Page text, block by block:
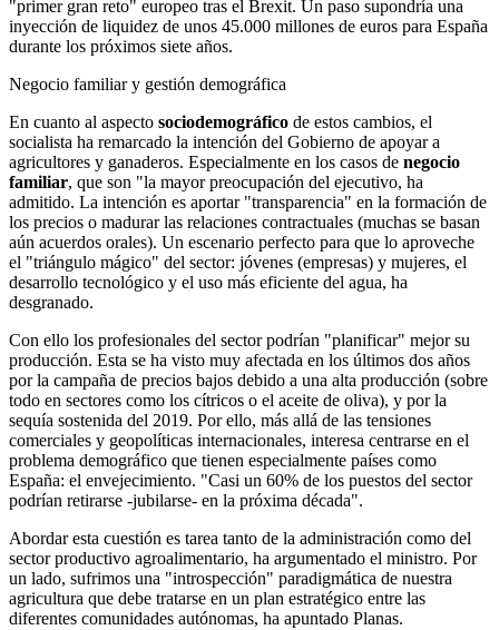
"primer gran reto" europeo tras el Brexit. Un paso supondría una
inyección de liquidez de unos 45.000 millones de euros para España
durante los próximos siete años.
Negocio familiar y gestión demográfica
En cuanto al aspecto sociodemográfico de estos cambios, el
socialista ha remarcado la intención del Gobierno de apoyar a
agricultores y ganaderos. Especialmente en los casos de negocio
familiar, que son "la mayor preocupación del ejecutivo, ha
admitido. La intención es aportar "transparencia" en la formación de
los precios o madurar las relaciones contractuales (muchas se basan
aún acuerdos orales). Un escenario perfecto para que lo aproveche
el "triángulo mágico" del sector: jóvenes (empresas) y mujeres, el
desarrollo tecnológico y el uso más eficiente del agua, ha
desgranado.
Con ello los profesionales del sector podrían "planificar" mejor su
producción. Esta se ha visto muy afectada en los últimos dos años
por la campaña de precios bajos debido a una alta producción (sobre
todo en sectores como los cítricos o el aceite de oliva), y por la
sequía sostenida del 2019. Por ello, más allá de las tensiones
comerciales y geopolíticas internacionales, interesa centrarse en el
problema demográfico que tienen especialmente países como
España: el envejecimiento. "Casi un 60% de los puestos del sector
podrían retirarse -jubilarse- en la próxima década".
Abordar esta cuestión es tarea tanto de la administración como del
sector productivo agroalimentario, ha argumentado el ministro. Por
un lado, sufrimos una "introspección" paradigmática de nuestra
agricultura que debe tratarse en un plan estratégico entre las
diferentes comunidades autónomas, ha apuntado Planas.